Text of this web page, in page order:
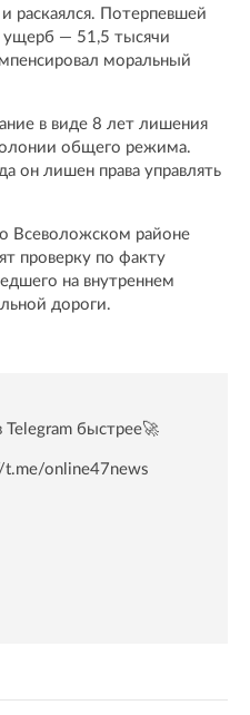
раскаялся. Потерпевшей
ущерб — 51,5 тысячи
моральный
в виде 8 лет лишения
общего режима.
он лишен права управлять
Всеволожском районе
проверку по факту
на внутреннем
дороги.
быстрее🚀
t.me/online47news